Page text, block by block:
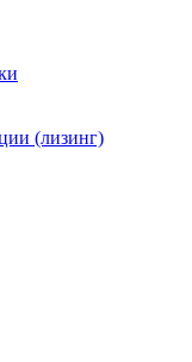
(лизинг)